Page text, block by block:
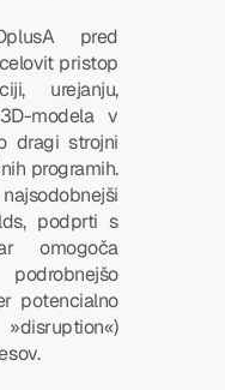
pred
pristop
urejanju,
modela v
dragi strojni
programih.
podprti s
omogoča
potencialno